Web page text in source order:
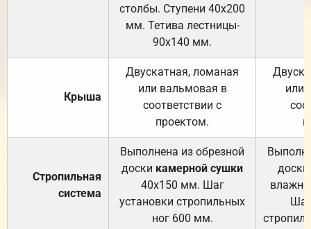
столбы. Ступени 40х200
мм. Тетива лестницы-
90х140 мм.
Крыша
Двускатная, ломаная
или вальмовая в
соответствии с
проектом.
или
Стропильная
система
Выполнена из обрезной
доски камерной сушки
40х150 мм. Шаг
установки стропильных
ног 600 мм.
доски